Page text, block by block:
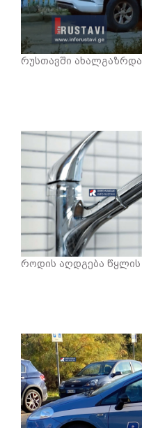
რუსთავში ახალგაზრდა
როდის აღდგება წყლის